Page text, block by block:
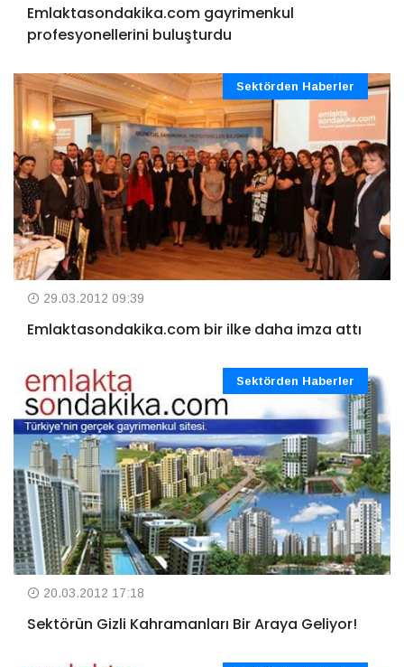
Emlaktasondakika.com gayrimenkul
profesyonellerini buluşturdu
Sektörden Haberler
29.03.2012 09:39
Emlaktasondakika.com bir ilke daha imza attı
Sektörden Haberler
20.03.2012 17:18
Sektörün Gizli Kahramanları Bir Araya Geliyor!